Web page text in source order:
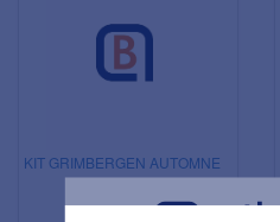
KIT GRIMBERGEN AUTOMNE
0,00 € HT